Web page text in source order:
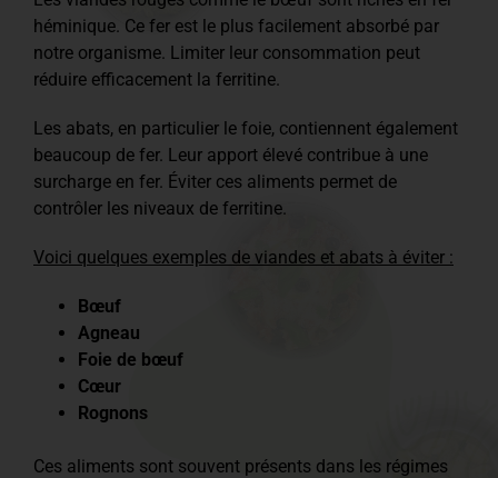
héminique. Ce fer est le plus facilement absorbé par
notre organisme. Limiter leur consommation peut
réduire efficacement la ferritine.
Les abats, en particulier le foie, contiennent également
beaucoup de fer. Leur apport élevé contribue à une
surcharge en fer. Éviter ces aliments permet de
contrôler les niveaux de ferritine.
Voici quelques exemples de viandes et abats à éviter :
Bœuf
Agneau
Foie de bœuf
Cœur
Rognons
Ces aliments sont souvent présents dans les régimes